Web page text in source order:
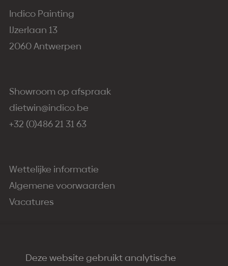
Deze website gebruikt analytische
Indico Painting
IJzerlaan 13
2060 Antwerpen
Showroom op afspraak
dietwin@indico.be
+32 (0)486 21 31 63
Wettelijke informatie
Algemene voorwaarden
Vacatures